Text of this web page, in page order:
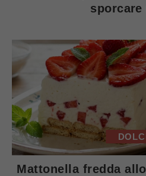
sporcare
Mattonella fredda